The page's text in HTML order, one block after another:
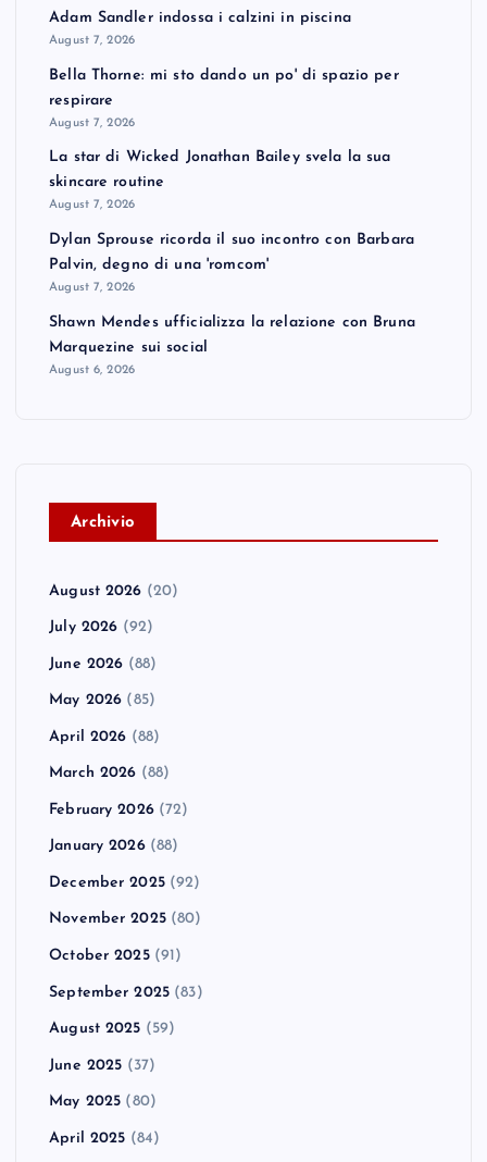
Adam Sandler indossa i calzini in piscina
August 7, 2026
Bella Thorne: mi sto dando un po' di spazio per
respirare
August 7, 2026
La star di Wicked Jonathan Bailey svela la sua
skincare routine
August 7, 2026
Dylan Sprouse ricorda il suo incontro con Barbara
Palvin, degno di una 'romcom'
August 7, 2026
Shawn Mendes ufficializza la relazione con Bruna
Marquezine sui social
August 6, 2026
Archivio
August 2026 (20)
July 2026 (92)
June 2026 (88)
May 2026 (85)
April 2026 (88)
March 2026 (88)
February 2026(72)
January 2026(88)
December 2025(92)
November 2025(80)
October 2025(91)
September 2025 (83)
August 2025 (59)
June 2025 (37)
May 2025 (80)
April 2025 (84)